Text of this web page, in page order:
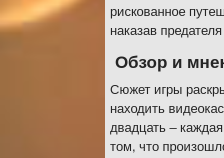
рискованное
наказав
Обзор и
Сюжет игры
находить
двадцать –
том, что